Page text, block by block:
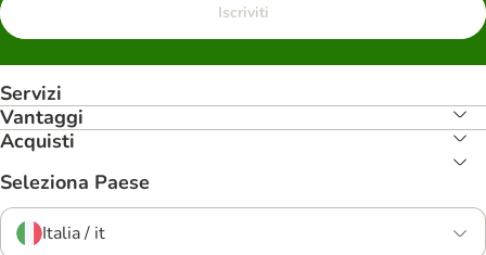
Iscriviti
Servizi
Vantaggi
Acquisti
Seleziona Paese
Italia / it